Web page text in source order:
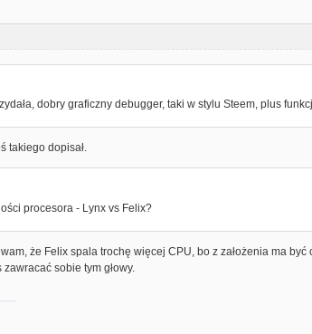
dobry graficzny debugger, taki w stylu Steem, plus
takiego dopisał.
procesora - Lynx vs Felix?
że Felix spala trochę więcej CPU, bo z założenia ma
sobie tym głowy.